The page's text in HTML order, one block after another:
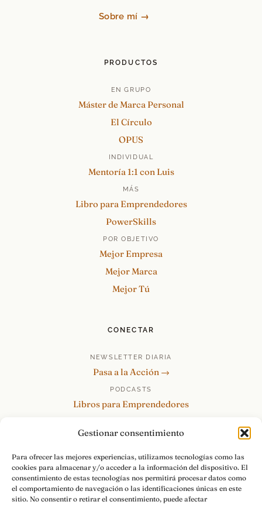
Gestionar consentimiento
Para ofrecer las mejores experiencias, utilizamos tecnologías como las
cookies para almacenar y/o acceder a la información del dispositivo. El
consentimiento de estas tecnologías nos permitirá procesar datos como
el comportamiento de navegación o las identificaciones únicas en este
sitio. No consentir o retirar el consentimiento, puede afectar
Sobre mí →
PRODUCTOS
EN GRUPO
Máster de Marca Personal
El Círculo
OPUS
INDIVIDUAL
Mentoría 1:1 con Luis
MÁS
Libro para Emprendedores
PowerSkills
POR OBJETIVO
Mejor Empresa
Mejor Marca
Mejor Tú
CONECTAR
NEWSLETTER DIARIA
Pasa a la Acción →
PODCASTS
Libros para Emprendedores
re:Invéntate / PowerSkills
MENTOR360
HABLAMOS
Contacto y consultas →